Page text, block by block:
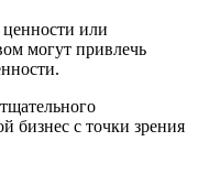
или
могут привлечь
бизнес с точки зрения